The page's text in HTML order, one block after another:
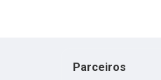
Parceiros